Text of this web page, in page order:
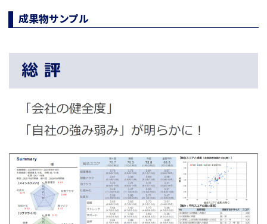
成果物サンプル